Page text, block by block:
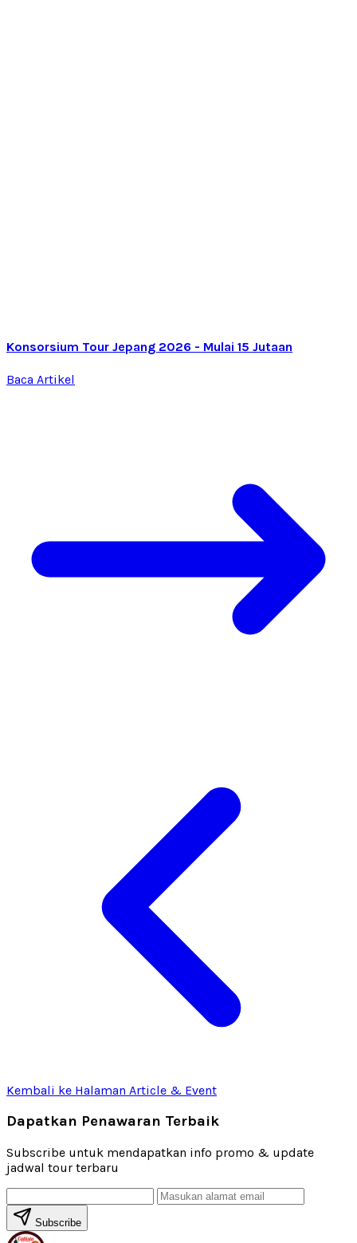
Konsorsium Tour Jepang 2026 - Mulai 15 Jutaan
Baca Artikel
Kembali ke Halaman Article & Event
Dapatkan Penawaran Terbaik
Subscribe untuk mendapatkan info promo & update
jadwal tour terbaru
Subscribe